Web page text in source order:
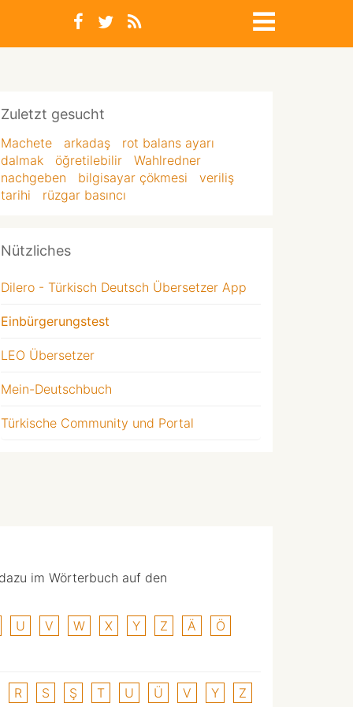
Zuletzt gesucht
Machete arkadaş
rot balans ayarı
dalmak
öğretilebilir
Wahlredner
nachgeben
bilgisayar çökmesi
veriliş
tarihi
rüzgar basıncı
Nützliches
Dilero - Türkisch Deutsch Übersetzer App
Einbürgerungstest
LEO Übersetzer
Mein-Deutschbuch
Türkische Community und Portal
im Wörterbuch auf den
U V W X Y Z Ä
Ö
R S Ş T U Ü V Y Z